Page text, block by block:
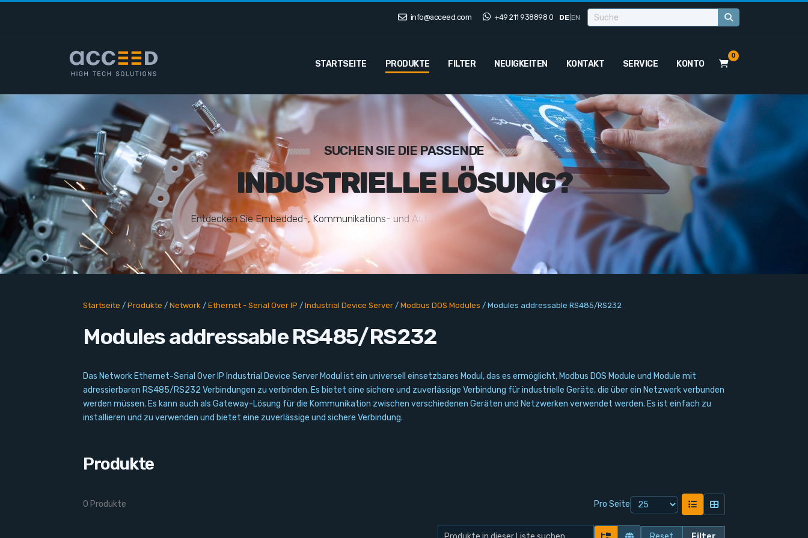
info@acceed.com +49 211 938898 0 DE EN
STARTSEITE PRODUKTE FILTER NEUIGKEITEN KONTAKT SERVICE KONTO
0
SUCHEN SIE DIE PASSENDE
INDUSTRIELLE LÖSUNG?
Entdecken Sie Embedded-, Kommunikations- und Au
Startseite / Produkte / Network / Ethernet - Serial Over IP / Industrial Device Server / Modbus DOS Modules / Modules addressable RS485/RS232
Modules addressable RS485/RS232
Das Network Ethernet-Serial Over IP Industrial Device Server Modul ist ein universell einsetzbares Modul, das es ermöglicht, Modbus DOS Module und Module mit
adressierbaren RS485/RS232 Verbindungen zu verbinden. Es bietet eine sichere und zuverlässige Verbindung für industrielle Geräte, die über ein Netzwerk verbunden
werden müssen. Es kann auch als Gateway-Lösung für die Kommunikation zwischen verschiedenen Geräten und Netzwerken verwendet werden. Es ist einfach zu
installieren und zu verwenden und bietet eine zuverlässige und sichere Verbindung.
Produkte
0 Produkte Pro Seite